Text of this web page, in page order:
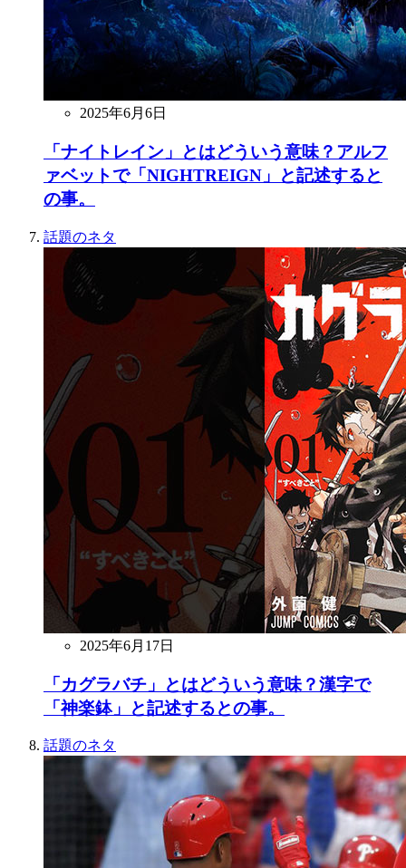
2025年6月6日
「ナイトレイン」とはどういう意味？アルフ
ァベットで「NIGHTREIGN」と記述すると
の事。
話題のネタ
2025年6月17日
「カグラバチ」とはどういう意味？漢字で
「神楽鉢」と記述するとの事。
話題のネタ